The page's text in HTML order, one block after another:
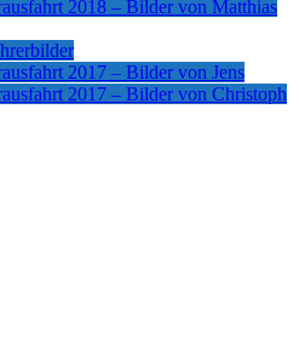
2018 – Bilder von Matthias
2017 – Bilder von Jens
2017 – Bilder von Christoph